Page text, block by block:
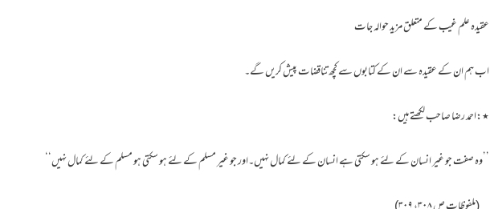
عقیدہ علم غیب کے متعلق مزید حوالہ جات
اب ہم ان کے عقیدہ سے ان کے کتابوں سے کچھ تناقضات پیش کریں گے۔
٭:احمد رضا صاحب لکھتے ہیں:
’’وہ صفت جو غیر انسان کے لئے ہو سکتی ہے انسان کے لئے کمال نہیں۔اور جو غیر مسلم کے لئے ہو سکتی ہو مسلم کے لئے کمال نہیں‘‘